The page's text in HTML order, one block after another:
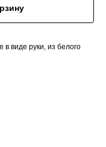
виде руки, из белого